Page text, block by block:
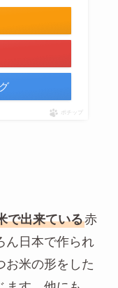
ポチップ
で出来ている赤
ん日本で作られ
お米の形をした